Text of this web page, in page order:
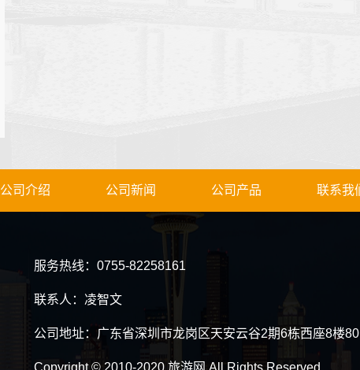
公司介绍 公司新闻 公司产品 联系我
服务热线：0755-82258161
联系人：凌智文
公司地址：广东省深圳市龙岗区天安云谷2期6栋西座8楼
Copyright © 2010-2020 旅游网 All Rights Reserved